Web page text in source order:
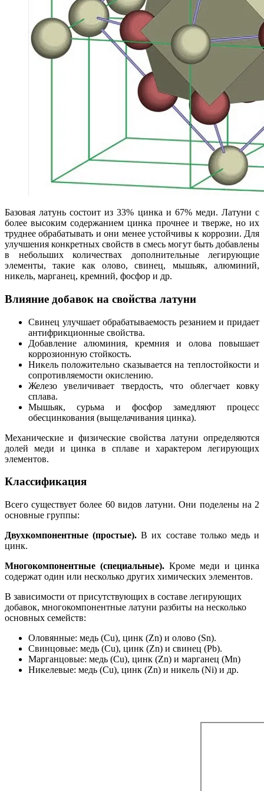
Базовая латунь состоит из 33% цинка и 67% меди. Латуни с
более высоким содержанием цинка прочнее и тверже, но их
труднее обрабатывать и они менее устойчивы к коррозии. Для
улучшения конкретных свойств в смесь могут быть добавлены
в небольших количествах дополнительные легирующие
элементы, такие как олово, свинец, мышьяк, алюминий,
никель, марганец, кремний, фосфор и др.
Влияние добавок на свойства латуни
Свинец улучшает обрабатываемость резанием и придает
антифрикционные свойства.
Добавление алюминия, кремния и олова повышает
коррозионную стойкость.
Никель положительно сказывается на теплостойкости и
сопротивляемости окислению.
Железо увеличивает твердость, что облегчает ковку
сплава.
Мышьяк, сурьма и фосфор замедляют процесс
обесцинкования (выщелачивания цинка).
Механические и физические свойства латуни определяются
долей меди и цинка в сплаве и характером легирующих
элементов.
Классификация
Всего существует более 60 видов латуни. Они поделены на 2
основные группы:
Двухкомпонентные (простые). В их составе только медь и
цинк.
Многокомпонентные (специальные). Кроме меди и цинка
содержат один или несколько других химических элементов.
В зависимости от присутствующих в составе легирующих
добавок, многокомпонентные латуни разбиты на несколько
основных семейств:
Оловянные: медь (Cu), цинк (Zn) и олово (Sn).
Свинцовые: медь (Cu), цинк (Zn) и свинец (Pb).
Марганцовые: медь (Cu), цинк (Zn) и марганец (Mn)
Никелевые: медь (Cu), цинк (Zn) и никель (Ni) и др.